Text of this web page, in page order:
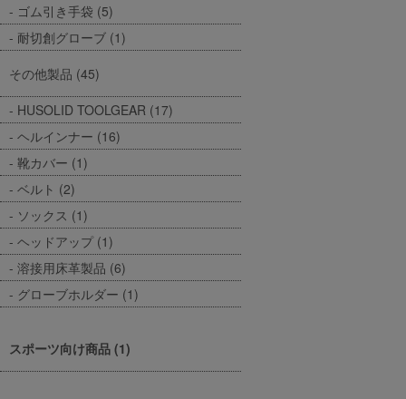
ゴム引き手袋 (5)
耐切創グローブ (1)
その他製品 (45)
HUSOLID TOOLGEAR (17)
ヘルインナー (16)
靴カバー (1)
ベルト (2)
ソックス (1)
ヘッドアップ (1)
溶接用床革製品 (6)
グローブホルダー (1)
スポーツ向け商品 (1)